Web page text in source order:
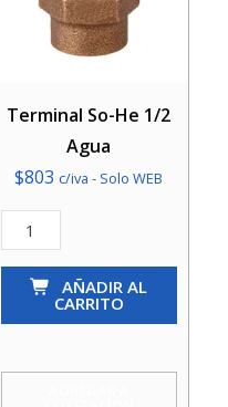
Terminal So-He 1/2
Agua
$803 c/iva - Solo WEB
Terminal
So-
cantidad
AÑADIR AL
CARRITO